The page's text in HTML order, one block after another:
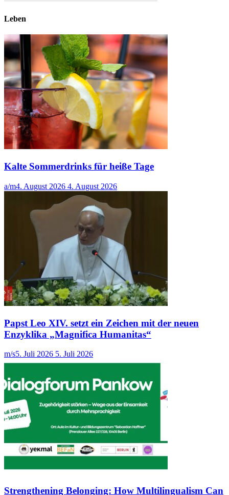
Leben
Kalte Sommerdrinks für heiße Tage
a/m4. August 2026 4. August 2026
Papst Leo XIV. setzt ein Zeichen mit der neuen
Enzyklika „Magnifica Humanitas“
m/s5. Juli 2026 5. Juli 2026
Strengthening Belonging: How Multilingualism Can